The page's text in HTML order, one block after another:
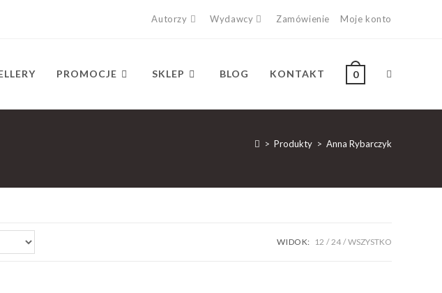
Autorzy Wydawcy Zamówienie Moje konto
PROMOCJE SKLEP BLOG KONTAKT 0
> Produkty > Anna Rybarczyk
WIDOK: 12 24 WSZYSTKO